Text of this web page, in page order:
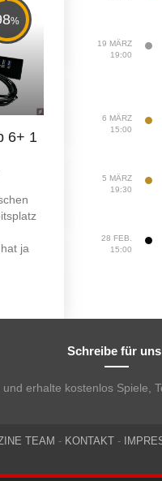
%
6+ 1
ja
19 MÄRZ
19:00
6 MÄRZ
15:00
5 MÄRZ
19:30
28 FEB.
15:00
Schreibe für
und erhalte kostenlos Spiele,
TEAM - KONTAKT -